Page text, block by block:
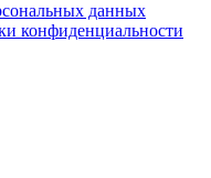
данных
конфиденциальности